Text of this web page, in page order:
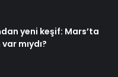
yeni keşif: Mars’ta
mıydı?